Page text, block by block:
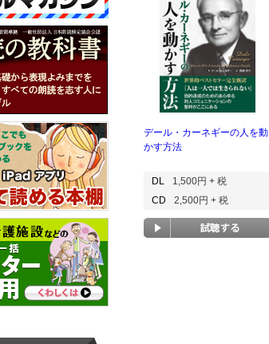
デール・カーネギーの人を動
かす方法
DL
1,500円 + 税
CD
2,500円 + 税